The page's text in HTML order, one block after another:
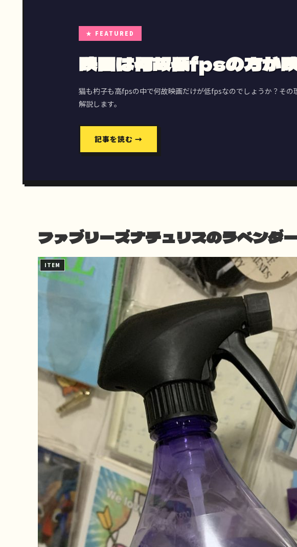
★ FEATURED
映画は何故低fpsの方が
猫も杓子も高fpsの中で何故映画だけが低fpsなのでしょうか？その
解説します。
記事を読む →
ファブリーズナチュリスのラベンダ
ITEM